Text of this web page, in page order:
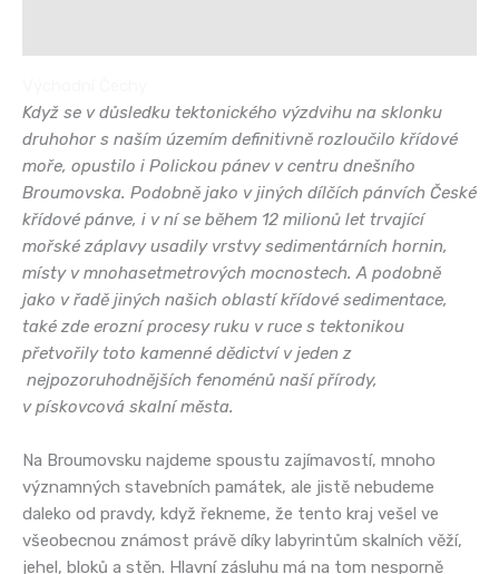
Když se v důsledku tektonického výzdvihu na sklonku
druhohor s naším územím definitivně rozloučilo křídové
moře, opustilo i Polickou pánev v centru dnešního
Broumovska. Podobně jako v jiných dílčích pánvích České
křídové pánve, i v ní se během 12 milionů let trvající
mořské záplavy usadily vrstvy sedimentárních hornin,
místy v mnohasetmetrových mocnostech. A podobně
jako v řadě jiných našich oblastí křídové sedimentace,
také zde erozní procesy ruku v ruce s tektonikou
přetvořily toto kamenné dědictví v jeden z
nejpozoruhodnějších fenoménů naší přírody,
v pískovcová skalní města.
Na Broumovsku najdeme spoustu zajímavostí, mnoho
významných stavebních památek, ale jistě nebudeme
daleko od pravdy, když řekneme, že tento kraj vešel ve
všeobecnou známost právě díky labyrintům skalních věží,
jehel, bloků a stěn. Hlavní zásluhu má na tom nesporně